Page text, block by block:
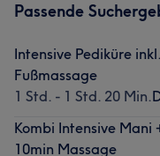
Passende
Intensive Pediküre
Fußmassage
1 Std. - 1 Std. 20 Min.
Kombi Intensive Mani
10min Massage